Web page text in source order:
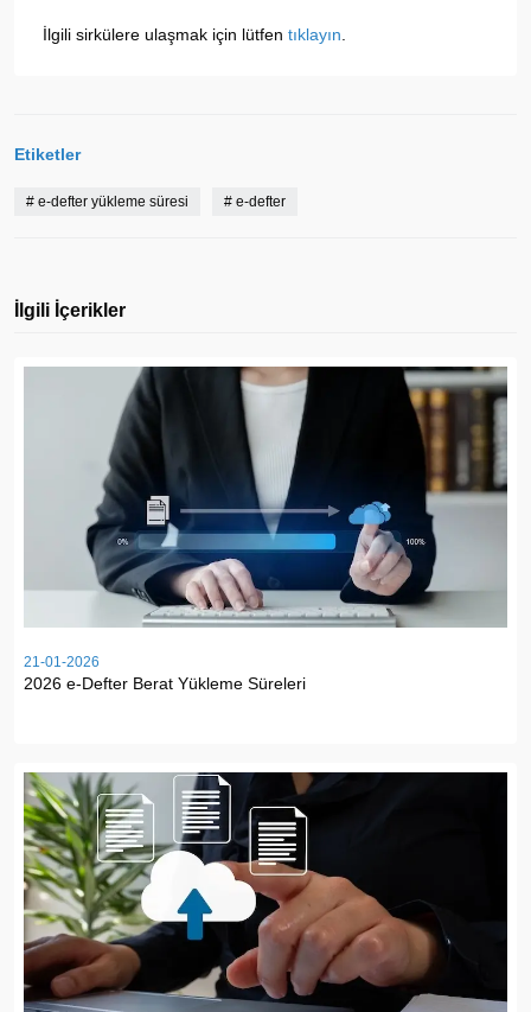
İlgili sirkülere ulaşmak için lütfen tıklayın.
Etiketler
# e-defter yükleme süresi # e-defter
İlgili İçerikler
21-01-2026
2026 e-Defter Berat Yükleme Süreleri